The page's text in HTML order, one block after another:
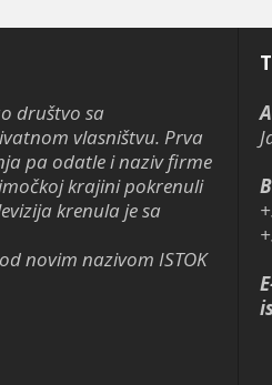
društvo sa
vlasništvu. Prva
pa odatle i naziv firme
krajini pokrenuli
krenula je sa
novim nazivom ISTOK